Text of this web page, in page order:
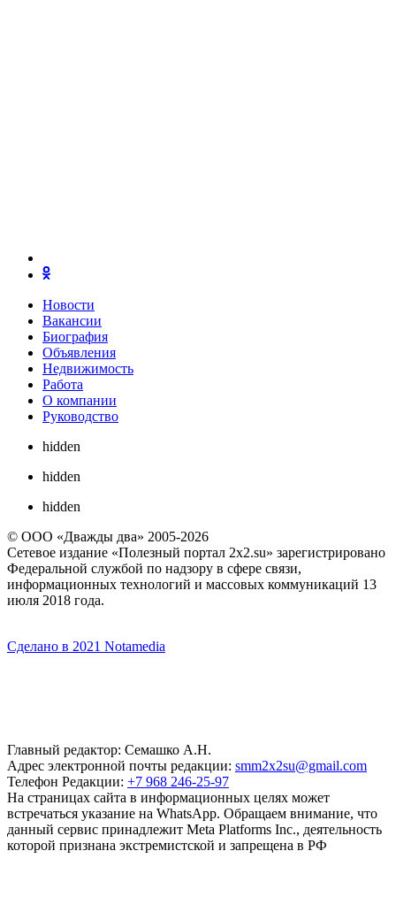
Новости
Вакансии
Биография
Объявления
Недвижимость
Работа
О компании
Руководство
hidden
hidden
hidden
© ООО «Дважды два» 2005-2026
Сетевое издание «Полезный портал 2x2.su» зарегистрировано
Федеральной службой по надзору в сфере связи,
информационных технологий и массовых коммуникаций 13
июля 2018 года.
Сделано в 2021 Notamedia
Главный редактор: Семашко А.Н.
Адрес электронной почты редакции: smm2x2su@gmail.com
Телефон Редакции: +7 968 246-25-97
На страницах сайта в информационных целях может
встречаться указание на WhatsApp. Обращаем внимание, что
данный сервис принадлежит Meta Platforms Inc., деятельность
которой признана экстремистской и запрещена в РФ